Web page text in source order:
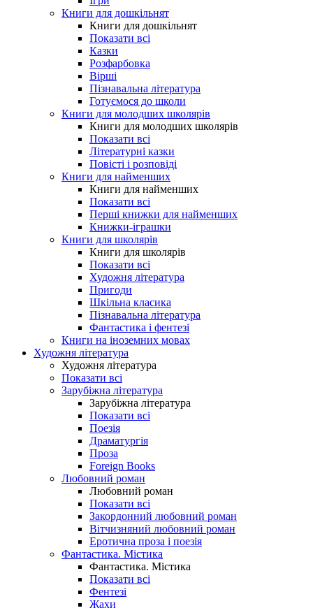
Книги для дошкільнят
Книги для дошкільнят
Показати всі
Казки
Розфарбовка
Вірші
Пізнавальна література
Готуємося до школи
Книги для молодших школярів
Книги для молодших школярів
Показати всі
Літературні казки
Повісті і розповіді
Книги для найменших
Книги для найменших
Показати всі
Перші книжки для найменших
Книжки-іграшки
Книги для школярів
Книги для школярів
Показати всі
Художня література
Пригоди
Шкільна класика
Пізнавальна література
Фантастика і фентезі
Книги на іноземних мовах
Художня література
Художня література
Показати всі
Зарубіжна література
Зарубіжна література
Показати всі
Поезія
Драматургія
Проза
Foreign Books
Любовний роман
Любовний роман
Показати всі
Закордонний любовний роман
Вітчизняний любовний роман
Еротична проза і поезія
Фантастика. Містика
Фантастика. Містика
Показати всі
Фентезі
Жахи